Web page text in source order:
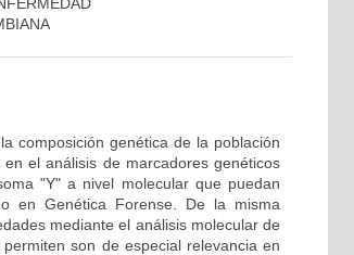
composición genética de la población
el análisis de marcadores genéticos
"Y" a nivel molecular que puedan
en Genética Forense. De la misma
mediante el análisis molecular de
son de especial relevancia en